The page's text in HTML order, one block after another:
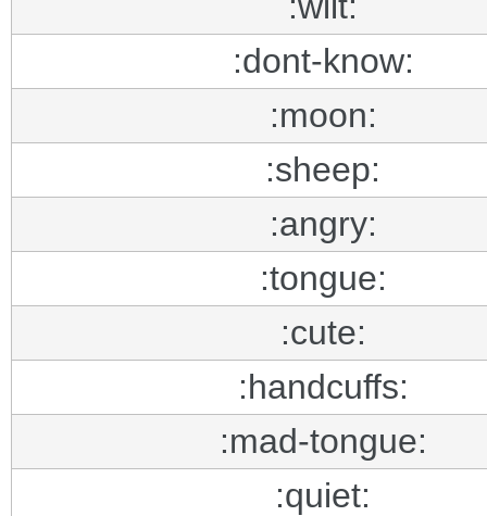
:dont-know:
:moon:
:sheep:
:angry:
:tongue:
:cute:
:handcuffs:
:mad-tongue:
:quiet: